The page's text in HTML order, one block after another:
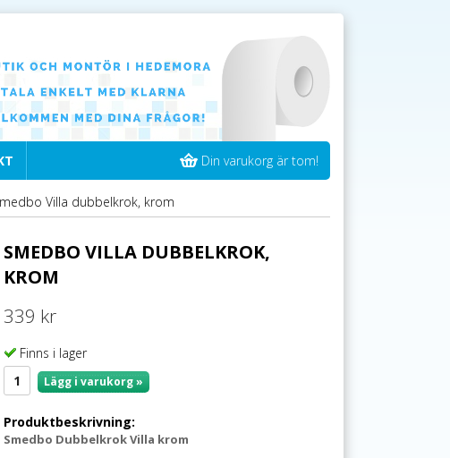
Din varukorg är tom!
Villa dubbelkrok, krom
SMEDBO VILLA DUBBELKROK,
KROM
339 kr
Finns i lager
Lägg i varukorg »
Produktbeskrivning:
Smedbo Dubbelkrok Villa krom